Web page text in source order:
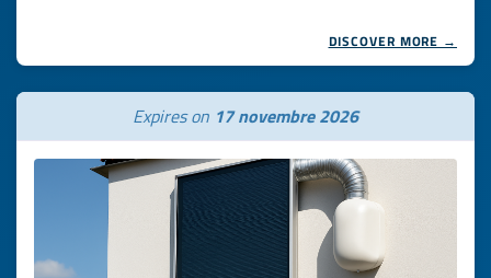
DISCOVER MORE →
Expires on 17 novembre 2026